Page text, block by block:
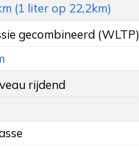
(1 liter op 22,2km)
gecombineerd (WLTP)
rijdend